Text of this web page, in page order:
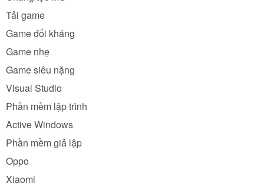
Tải game
Game đối kháng
Game nhẹ
Game siêu nặng
Visual Studio
Phần mềm lập trình
Active Windows
Phần mềm giả lập
Oppo
Xiaomi